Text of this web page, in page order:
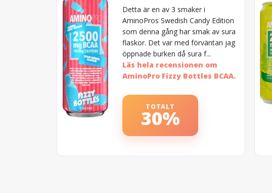
Detta är en av 3 smaker i
AminoPros Swedish Candy Edition
som denna gång har smak av sura
flaskor. Det var med förväntan jag
öppnade burken då sura f...
Läs hela recensionen om
AminoPro Fizzy Bottles BCAA.
TOTALT
30%